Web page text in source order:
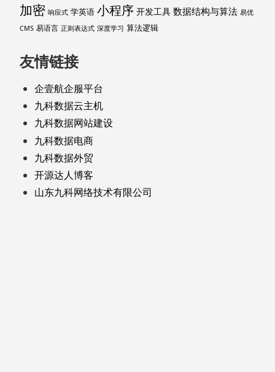
加密 响应式 学英语 小程序 开发工具 数据结构与算法 易优
CMS 易语言 正则表达式 深度学习 算法逻辑
友情链接
企壹航企服平台
九科数据云主机
九科数据网站建设
九科数据电商
九科数据外贸
开源达人博客
山东九科网络技术有限公司